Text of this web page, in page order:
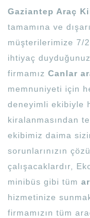
Gaziantep Araç
tamamına ve
müşterilerimize 7/
ihtiyaç
firmamızCanlar
memnuniyeti için
deneyimli ekibiyle
kiralanmasından
ekibimiz daima
sorunlarınızın
çalışacaklardır,
minibüs gibi tüm
hizmetinize
firmamızın tüm